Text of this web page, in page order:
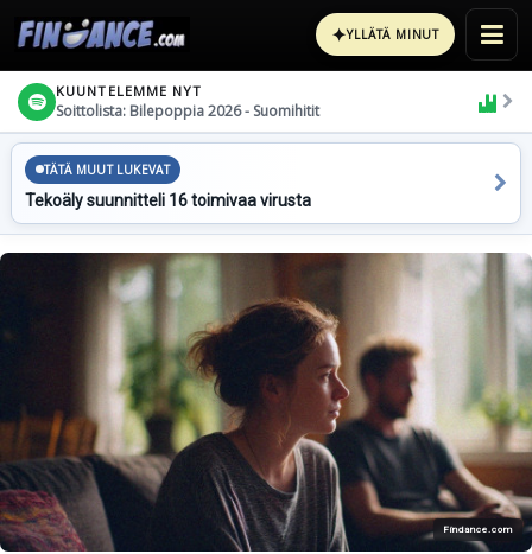
✦YLLÄTÄ MINUT
KUUNTELEMME NYT
Soittolista: Bilepoppia 2026 - Suomihitit
TÄTÄ MUUT LUKEVAT
Tekoäly suunnitteli 16 toimivaa virusta
Findance.com